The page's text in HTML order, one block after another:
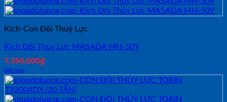
Kích-Con Đội Thuỷ Lực
Kích Đội Thủy Lực MASADA MH-50Y
7,350,000₫
Đặt mua